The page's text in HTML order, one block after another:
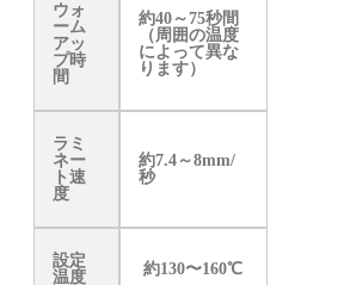
ウォ
ーム
アッ
プ時
間
約40～75秒間
（周囲の温度
によって異な
ります）
ラミ
ネー
ト速
度
約7.4～8mm/
秒
設定
温度
約130〜160℃